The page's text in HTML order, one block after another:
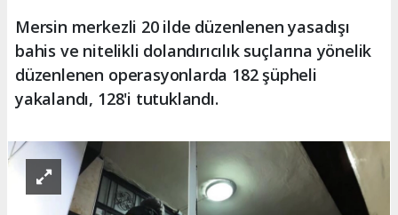
Mersin merkezli 20 ilde düzenlenen yasadışı
bahis ve nitelikli dolandırıcılık suçlarına yönelik
düzenlenen operasyonlarda 182 şüpheli
yakalandı, 128'i tutuklandı.